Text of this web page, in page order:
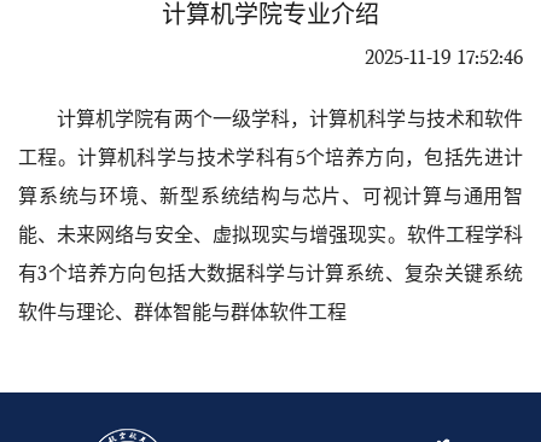
计算机学院专业介绍
2025-11-19 17:52:46
计算机学院有两个一级学科，计算机科学与技术和软件
工程。计算机科学与技术学科有5个培养方向，包括先进计
算系统与环境、新型系统结构与芯片、可视计算与通用智
能、未来网络与安全、虚拟现实与增强现实。软件工程学科
有3个培养方向包括大数据科学与计算系统、复杂关键系统
软件与理论、群体智能与群体软件工程